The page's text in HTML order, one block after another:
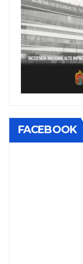
FACEBOOK